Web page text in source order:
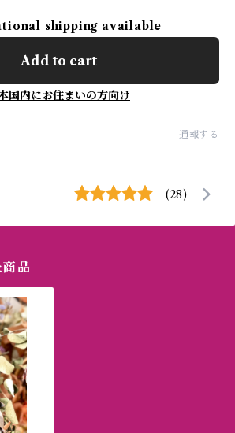
shipping available
Add to cart
国内にお住まいの方向け
通報する
(28)
品